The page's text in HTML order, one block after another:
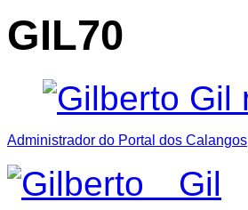
GIL70
Administrador do Portal dos Calangos